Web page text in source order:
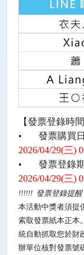
【發票登錄時間
•
發票購買
2026/04/29(三)
•
發票登錄
2026/04/29(三)
!!!!!! 發票登錄提醒
本活動中獎者須提
索取發票紙本正本
統自動抓取您於財
辦單位核對發票號